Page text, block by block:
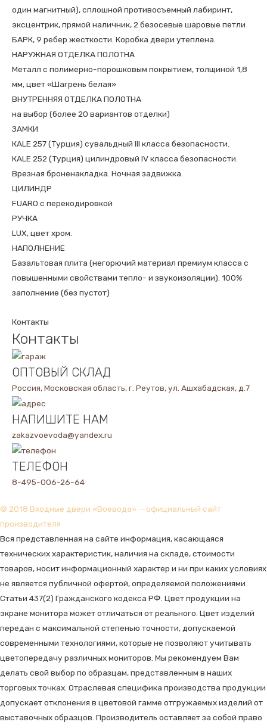
один магнитный), сплошной противосъемный лабиринт,
эксцентрик, прямой наличник, 2 безосевые шаровые петли
БАРК, 9 ребер жесткости. Коробка двери утеплена.
НАРУЖНАЯ ОТДЕЛКА ПОЛОТНА
Металл с полимерно-порошковым покрытием, толщиной 1,8
мм, цвет «Шагрень белая»
ВНУТРЕННЯЯ ОТДЕЛКА ПОЛОТНА
на выбор (более 20 вариантов отделки)
ЗАМКИ
КALE 257 (Турция) сувальдный III класса безопасности.
КALE 252 (Турция) цилиндровый IV класса безопасности.
Врезная броненакладка. Ночная задвижка.
ЦИЛИНДР
FUARO с перекодировкой
РУЧКА
LUX, цвет хром.
НАПОЛНЕНИЕ
Базальтовая плита (негорючий материал премиум класса с
повышенными свойствами тепло- и звукоизоляции). 100%
заполнение (без пустот)
Контакты
Контакты
ОПТОВЫЙ СКЛАД
Россия, Московская область, г. Реутов, ул. Ашхабадская, д.7
НАПИШИТЕ НАМ
zakazvoevoda@yandex.ru
ТЕЛЕФОН
8-495-006-26-64
© 2018 Входные двери «Воевода» — официальный сайт
производителя
Вся представленная на сайте информация, касающаяся
технических характеристик, наличия на складе, стоимости
товаров, носит информационный характер и ни при каких условиях
не является публичной офертой, определяемой положениями
Статьи 437(2) Гражданского кодекса РФ. Цвет продукции на
экране монитора может отличаться от реального. Цвет изделий
передан с максимальной степенью точности, допускаемой
современными технологиями, которые не позволяют учитывать
цветопередачу различных мониторов. Мы рекомендуем Вам
делать свой выбор по образцам, представленным в наших
торговых точках. Отраслевая специфика производства продукции
допускает отклонения в цветовой гамме отгружаемых изделий от
выставочных образцов. Производитель оставляет за собой право